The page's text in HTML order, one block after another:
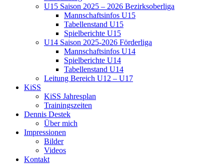
U15 Saison 2025 – 2026 Bezirksoberliga
Mannschaftsinfos U15
Tabellenstand U15
Spielberichte U15
U14 Saison 2025-2026 Förderliga
Mannschaftsinfos U14
Spielberichte U14
Tabellenstand U14
Leitung Bereich U12 – U17
KiSS
KiSS Jahresplan
Trainingszeiten
Dennis Destek
Über mich
Impressionen
Bilder
Videos
Kontakt